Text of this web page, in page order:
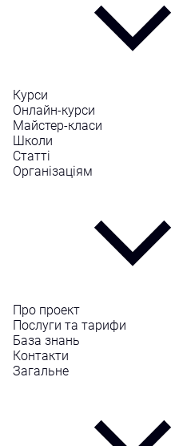
Курси
Онлайн-курси
Майстер-класи
Школи
Статті
Організаціям
Про проект
Послуги та тарифи
База знань
Контакти
Загальне